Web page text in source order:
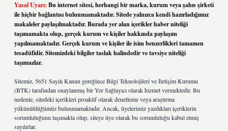
Yasal Uyarı: Bu internet sitesi, herhangi bir marka, kurum veya şahıs şirketi
ile hiçbir bağlantısı bulunmamaktadır. Sitede yalnızca kendi hazırladığımız
makaleler paylaşılmaktadır. Burada yer alan içerikler haber niteliği
taşımamakta olup, gerçek kurum ve kişiler hakkında paylaşım
yapılmamaktadır. Gerçek kurum ve kişiler ile isim benzerlikleri tamamen
tesadüfidir. Sitemizdeki bilgiler taslak halindedir ve tavsiye niteliği
taşımazlar.
Sitemiz, 5651 Sayılı Kanun gereğince Bilgi Teknolojileri ve İletişim Kurumu
(BTK) tarafından onaylanmış bir Yer Sağlayıcı olarak hizmet vermektedir. Bu
nedenle, sitedeki içerikleri proaktif olarak denetleme veya araştırma
yükümlülüğümüz bulunmamaktadır. Ancak, üyelerimiz yazdıkları içeriklerin
sorumluluğunu taşımakta olup, siteye üye olarak bu sorumluluğu kabul etmiş
sayılırlar.